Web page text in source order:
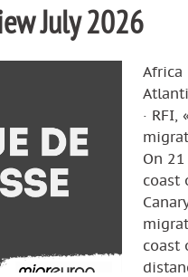
July 2026
Africa
·
On
coast
coast